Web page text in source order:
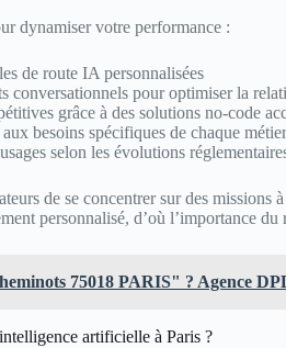
dynamiser votre performance :
de route IA personnalisées
conversationnels pour optimiser la
grâce à des solutions no-code
aux besoins spécifiques de chaque métier
selon les évolutions
de se concentrer sur des
personnalisé, d’où l’importance du
75018 PARIS" ? Agence
artificielle à Paris ?